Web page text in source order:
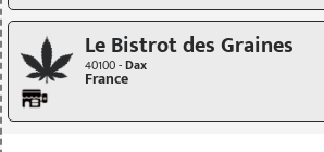
Le Bistrot des Graines
40100 -Dax
France